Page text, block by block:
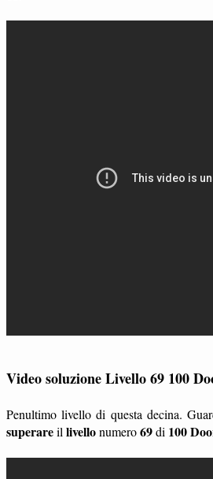
Video soluzione Livello 69 100
Penultimo livello di questa decina.
superareil livellonumero69di 100